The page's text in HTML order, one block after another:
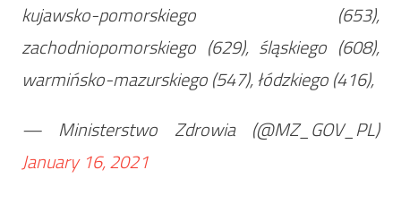
kujawsko-pomorskiego (653),
zachodniopomorskiego (629), śląskiego (608),
warmińsko-mazurskiego (547), łódzkiego (416),
— Ministerstwo Zdrowia (@MZ_GOV_PL)
January 16, 2021